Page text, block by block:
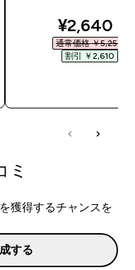
¥2,640‎
通常価格 ￥5,250‎
割引 ￥2,610‎
ミ
獲得するチャンスを
する